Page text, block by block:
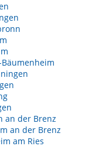
an der Brenz
an der Brenz
am Ries